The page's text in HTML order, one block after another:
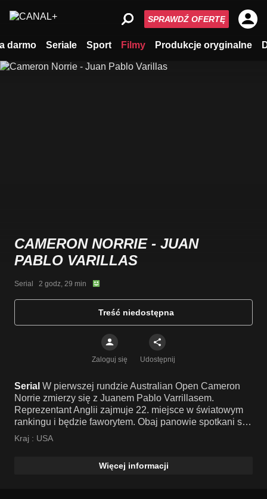
darmo Seriale Sport Filmy Produkcje oryginalne
SPRAWDŹ OFERTĘ
CAMERON NORRIE - JUAN
PABLO VARILLAS
Serial   2 godz, 29 min
Treść niedostępna
Zaloguj się Udostępnij
Serial W pierwszej rundzie Australian Open Cameron
Norrie zmierzy się z Juanem Pablo Varrillasem.
Reprezentant Anglii zajmuje 22. miejsce w światowym
rankingu i będzie faworytem. Obaj panowie spotkani się
raz w historii, przed rokiem w półfinale turnieju w
Buenos Aires. Górą był Norrie, a jak będzie teraz?
Kraj : USA
Więcej informacji